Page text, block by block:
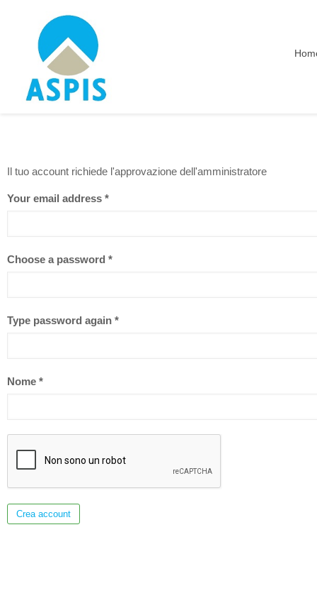
Il tuo account richiede l'approvazione dell'amministratore
Your email address *
Choose a password *
Type password again *
Nome *
Crea account